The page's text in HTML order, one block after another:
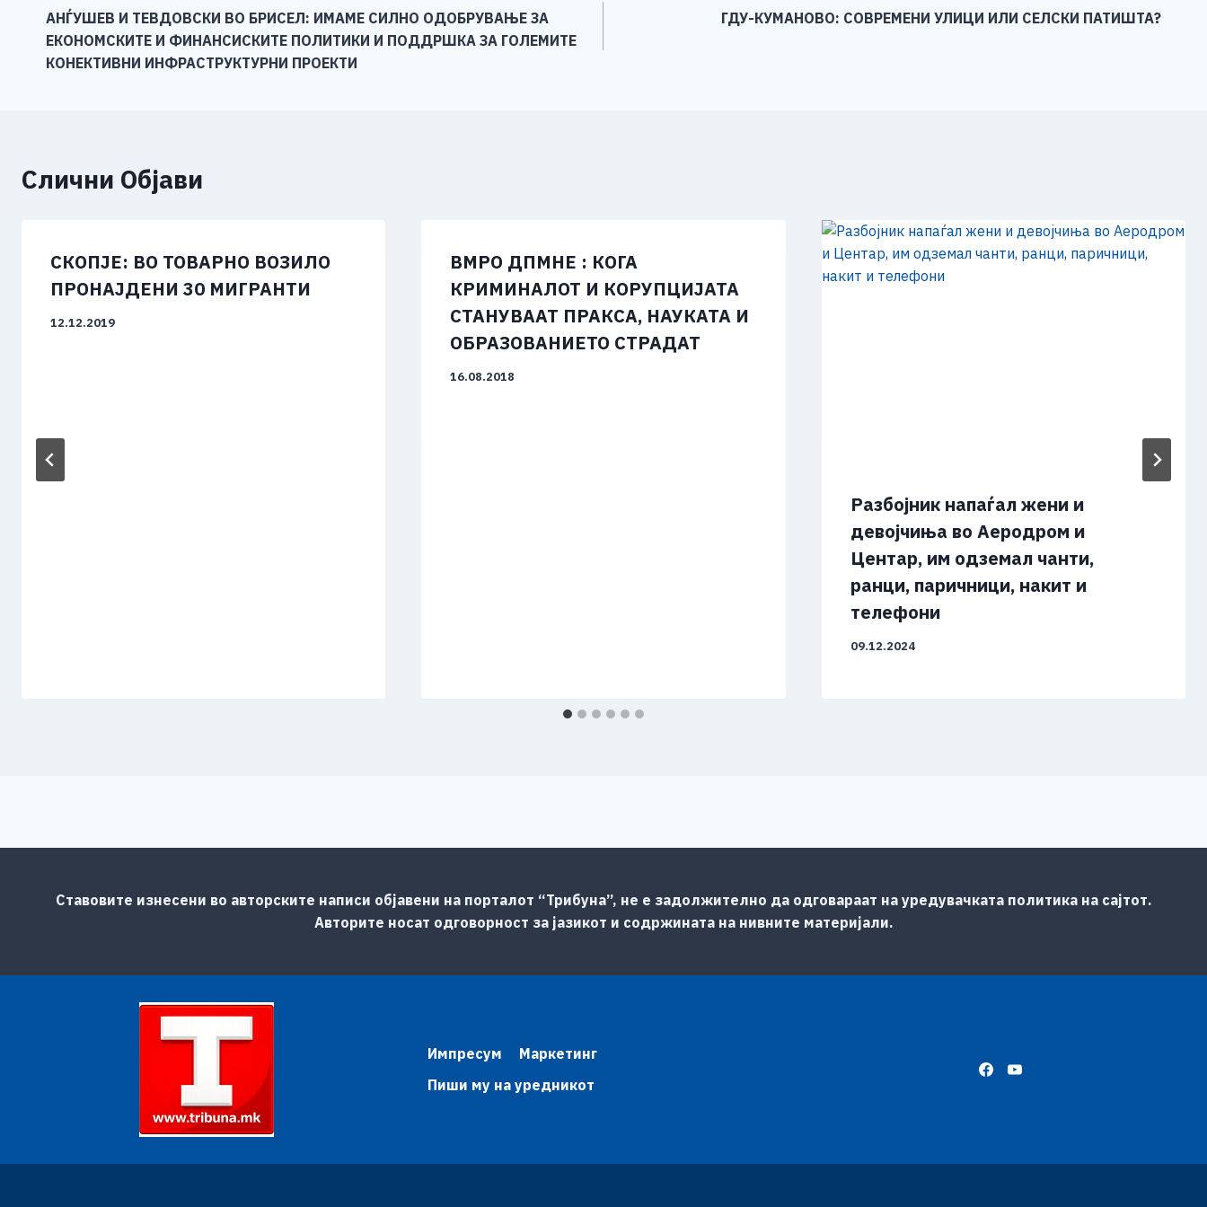
o
o
g
er
p
p
n
k
на
напис
АНЃУШЕВ И ТЕВДОВСКИ ВО БРИСЕЛ: ИМАМЕ СИЛНО ОДОБРУВАЊЕ ЗА
ЕКОНОМСКИТЕ И ФИНАНСИСКИТЕ ПОЛИТИКИ И ПОДДРШКА ЗА ГОЛЕМИТЕ
КОНЕКТИВНИ ИНФРАСТРУКТУРНИ ПРОЕКТИ
ГДУ-КУМАНОВО: СОВРЕМЕНИ УЛИЦИ ИЛИ СЕЛСКИ ПАТИШТА?
Слични Објави
СКОПЈЕ: ВО ТОВАРНО ВОЗИЛО
ПРОНАЈДЕНИ 30 МИГРАНТИ
12.12.2019
ВМРО ДПМНЕ : КОГА
КРИМИНАЛОТ И КОРУПЦИЈАТА
СТАНУВААТ ПРАКСА, НАУКАТА И
ОБРАЗОВАНИЕТО СТРАДАТ
16.08.2018
Разбојник напаѓал жени и
девојчиња во Аеродром и
Центар, им одземал чанти,
ранци, паричници, накит и
телефони
09.12.2024
Ставовите изнесени во авторските написи објавени на порталот “Трибуна”, не е задолжително да одговараат на уредувачката политика на сајтот.
Авторите носат одговорност за јазикот и содржината на нивните материјали.
Импресум
Маркетинг
Пиши му на уредникот